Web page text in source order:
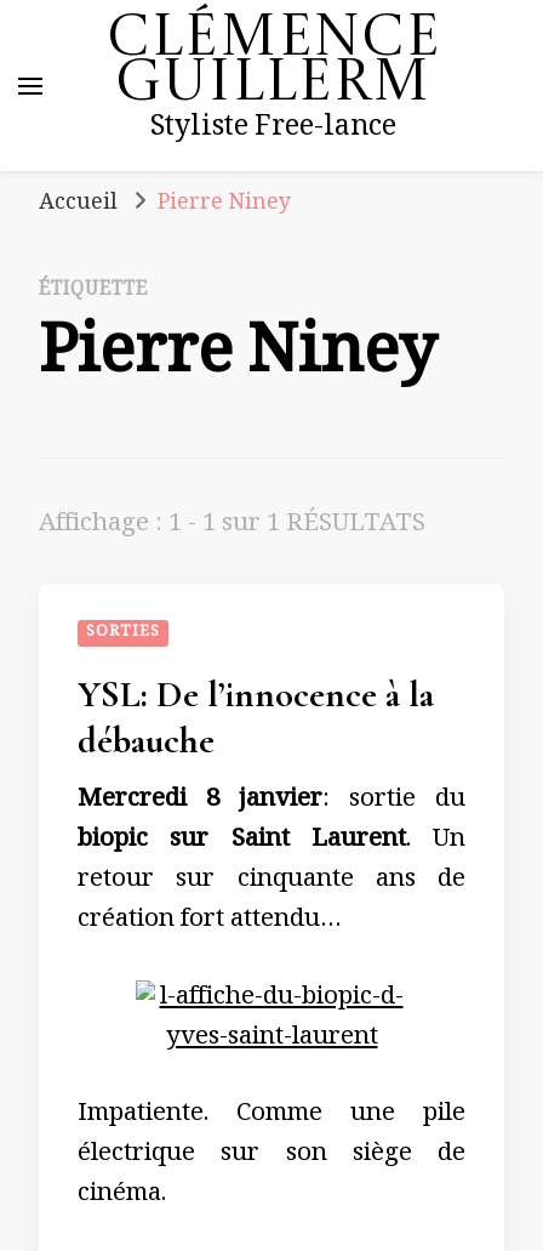
Clémence
Guillerm
Styliste Free-lance
Accueil Pierre Niney
ÉTIQUETTE
Pierre Niney
Affichage : 1 - 1 sur 1 RÉSULTATS
SORTIES
YSL: De l’innocence à la
débauche
Mercredi 8 janvier: sortie du
biopic sur Saint Laurent. Un
retour sur cinquante ans de
création fort attendu…
Impatiente. Comme une pile
électrique sur son siège de
cinéma.